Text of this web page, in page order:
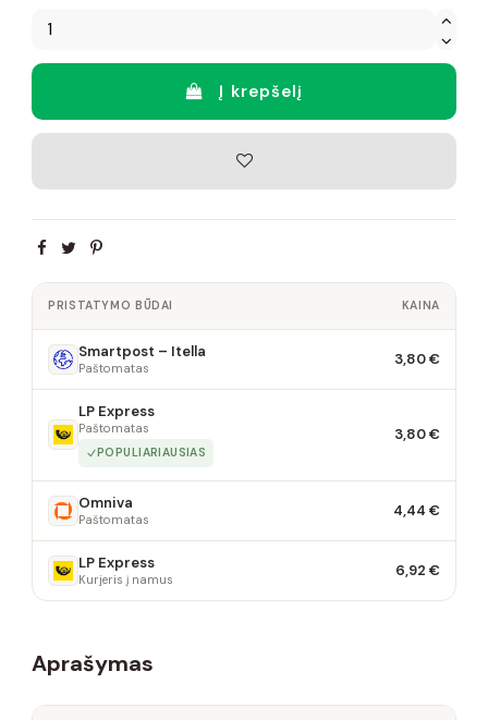
Į krepšelį
PRISTATYMO BŪDAI KAINA
Smartpost – Itella
Paštomatas 3,80 €
LP Express
Paštomatas
POPULIARIAUSIAS
3,80 €
Omniva
Paštomatas 4,44 €
LP Express
Kurjeris į namus 6,92 €
Aprašymas